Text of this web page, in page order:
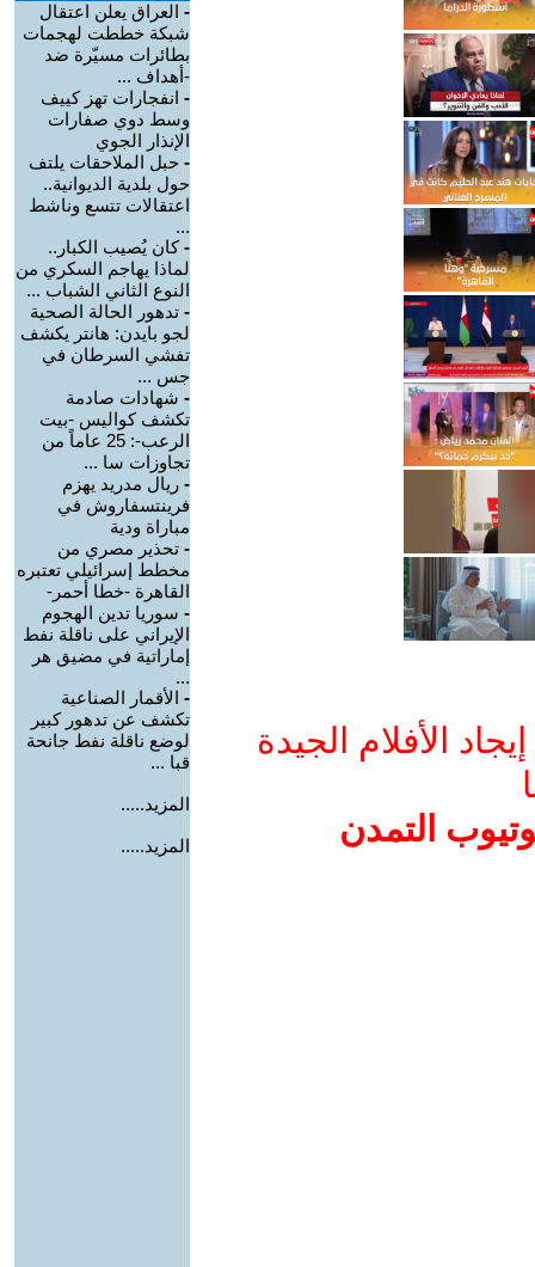
الأفلام الجيدة
التمدن
- العراق يعلن اعتقال
شبكة خططت لهجمات
بطائرات مسيّرة ضد
-أهداف ...
- انفجارات تهز كييف
وسط دوي صفارات
الإنذار الجوي
- حبل الملاحقات يلتف
حول بلدية الديوانية..
اعتقالات تتسع وناشط
...
-كان يُصيب الكبار..
لماذا يهاجم السكري من
النوع الثاني الشباب ...
- تدهور الحالة الصحية
لجو بايدن: هانتر يكشف
تفشي السرطان في
جس ...
- شهادات صادمة
تكشف كواليس -بيت
الرعب-: 25 عاماً من
تجاوزات سا ...
- ريال مدريد يهزم
فرينتسفاروش في
مباراة ودية
- تحذير مصري من
مخطط إسرائيلي تعتبره
القاهرة -خطا أحمر-
- سوريا تدين الهجوم
الإيراني على ناقلة نفط
إماراتية في مضيق هر
...
- الأقمار الصناعية
تكشف عن تدهور كبير
لوضع ناقلة نفط جانحة
قبا ...
المزيد.....
المزيد.....